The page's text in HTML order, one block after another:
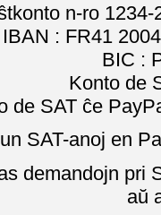
n-ro
IBAN : FR41
BIC :
Konto de
de SAT ĉe
SAT-anoj en
demandojn pri
aŭ